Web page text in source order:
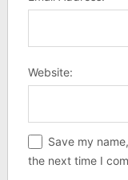
Website:
Save my
the next time I